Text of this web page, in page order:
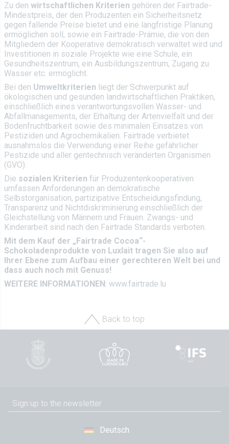
Zu den wirtschaftlichen Kriterien gehören der Fairtrade-
Mindestpreis, der den Produzenten ein Sicherheitsnetz
gegen fallende Preise bietet und eine langfristige Planung
ermöglichen soll, sowie ein Fairtrade-Prämie, die von den
Mitgliedern der Kooperative demokratisch verwaltet wird und
Investitionen in soziale Projekte wie eine Schule, ein
Gesundheitszentrum, ein Ausbildungszentrum, Zugang zu
Wasser etc. ermöglicht.
Bei den Umweltkriterien liegt der Schwerpunkt auf
ökologischen und gesunden landwirtschaftlichen Praktiken,
einschließlich eines verantwortungsvollen Wasser- und
Abfallmanagements, der Erhaltung der Artenvielfalt und der
Bodenfruchtbarkeit sowie des minimalen Einsatzes von
Pestiziden und Agrochemikalien. Fairtrade verbietet
ausnahmslos die Verwendung einer Reihe gefährlicher
Pestizide und aller gentechnisch veränderten Organismen
(GVO).
Die sozialen Kriterien für Produzentenkooperativen
umfassen Anforderungen an demokratische
Selbstorganisation, partizipative Entscheidungsfindung,
Transparenz und Nichtdiskriminierung einschließlich der
Gleichstellung von Männern und Frauen. Zwangs- und
Kinderarbeit sind nach den Fairtrade Standards verboten.
Mit dem Kauf der „Fairtrade Cocoa“-
Schokoladenprodukte von Luxlait tragen Sie also auf
Ihrer Ebene zum Aufbau einer gerechteren Welt bei und
dass auch noch mit Genuss!
WEITERE INFORMATIONEN: www.fairtrade.lu
Back to top
Deutsch